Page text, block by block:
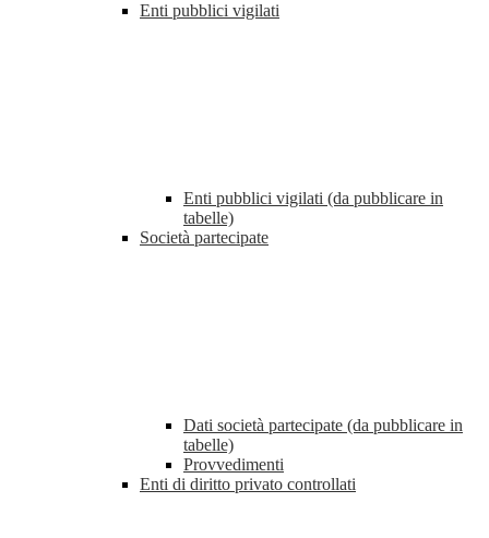
Enti pubblici vigilati
Enti pubblici vigilati (da pubblicare in
tabelle)
Società partecipate
Dati società partecipate (da pubblicare in
tabelle)
Provvedimenti
Enti di diritto privato controllati